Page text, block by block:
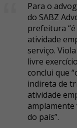
Para o
do SABZ
prefeitura
atividade
serviço.
livre
conclui que
indireta de
atividade
amplamente
do país”.